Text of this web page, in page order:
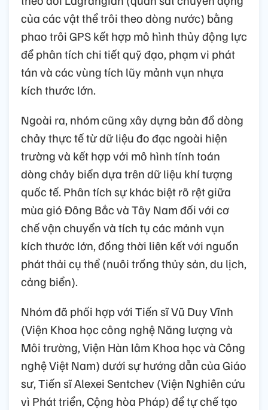
của các vật thể trôi theo dòng nước) bằng
phao trôi GPS kết hợp mô hình thủy động lực
để phân tích chi tiết quỹ đạo, phạm vi phát
tán và các vùng tích lũy mảnh vụn nhựa
kích thước lớn.
Ngoài ra, nhóm cũng xây dựng bản đồ dòng
chảy thực tế từ dữ liệu đo đạc ngoài hiện
trường và kết hợp với mô hình tính toán
dòng chảy biển dựa trên dữ liệu khí tượng
quốc tế. Phân tích sự khác biệt rõ rệt giữa
mùa gió Đông Bắc và Tây Nam đối với cơ
chế vận chuyển và tích tụ các mảnh vụn
kích thước lớn, đồng thời liên kết với nguồn
phát thải cụ thể (nuôi trồng thủy sản, du lịch,
cảng biển).
Nhóm đã phối hợp với Tiến sĩ Vũ Duy Vĩnh
(Viện Khoa học công nghệ Năng lượng và
Môi trường, Viện Hàn lâm Khoa học và Công
nghệ Việt Nam) dưới sự hướng dẫn của Giáo
sư, Tiến sĩ Alexei Sentchev (Viện Nghiên cứu
vì Phát triển, Cộng hòa Pháp) để tự chế tạo